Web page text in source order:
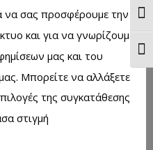
γιασεμί 100γρ
να σας προσφέρουμε την
και για να γνωρίζουμε
μας και του
Μπορείτε να αλλάξετε
της συγκατάθεσης
στιγμή